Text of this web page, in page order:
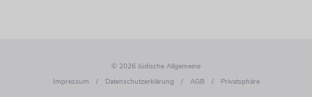
© 2026 Jüdische Allgemeine
Impressum
/ Datenschutzerklärung / AGB / Privatsphäre